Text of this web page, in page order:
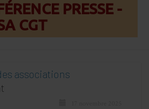
PRESSE -
CGT
associations